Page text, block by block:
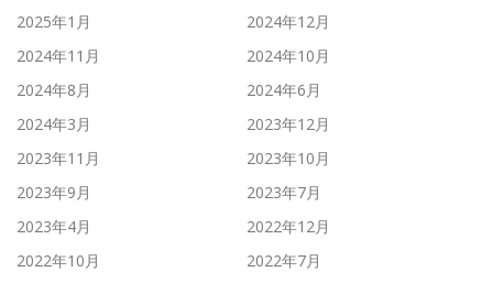
2025年1月
2024年12月
2024年11月
2024年10月
2024年8月
2024年6月
2024年3月
2023年12月
2023年11月
2023年10月
2023年9月
2023年7月
2023年4月
2022年12月
2022年10月
2022年7月